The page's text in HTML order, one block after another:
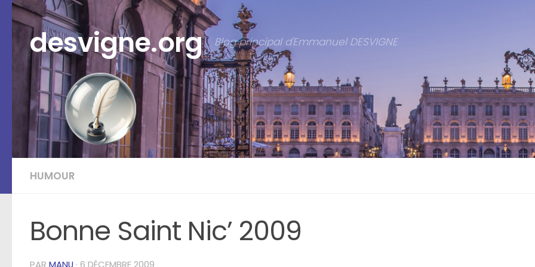
Skip to content
desvigne.org Blog principal d'Emmanuel DESVIGNE
HUMOUR
Bonne Saint Nic’ 2009
PAR MANU · 6 DÉCEMBRE 2009